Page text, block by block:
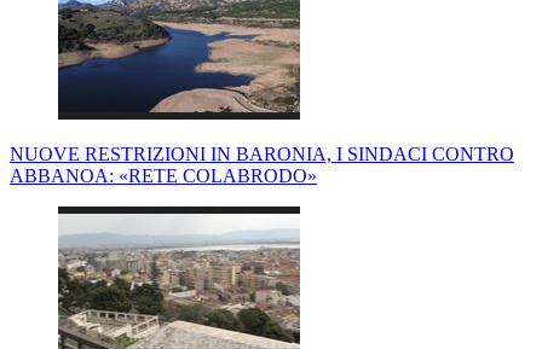
NUOVE RESTRIZIONI IN BARONIA, I SINDACI CONTRO
ABBANOA: «RETE COLABRODO»